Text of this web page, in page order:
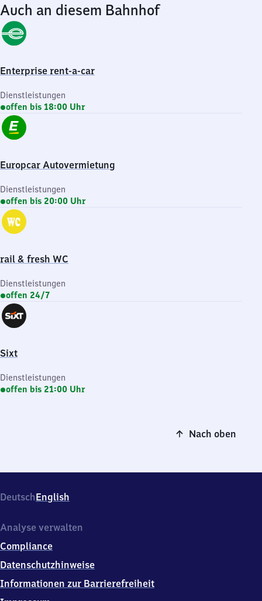
Auch an diesem Bahnhof
Enterprise rent-a-car
Dienstleistungen
offen bis 18:00 Uhr
Europcar Autovermietung
Dienstleistungen
offen bis 20:00 Uhr
rail & fresh WC
Dienstleistungen
offen 24/7
Sixt
Dienstleistungen
offen bis 21:00 Uhr
Nach oben
DeutschEnglish
Analyse verwalten
Compliance
Datenschutzhinweise
Informationen zur Barrierefreiheit